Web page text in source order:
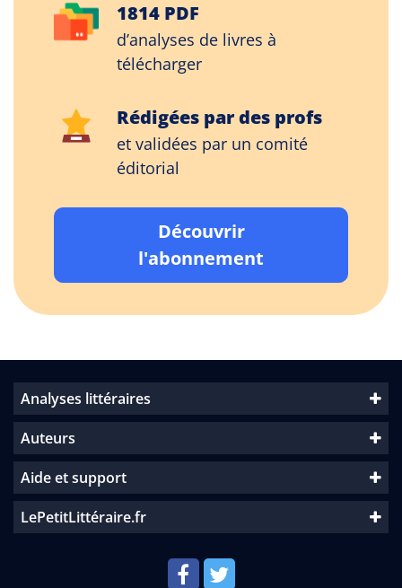
1814 PDF
d’analyses de livres à
télécharger
Rédigées par des profs
et validées par un comité
éditorial
Découvrir
l'abonnement
Analyses littéraires
Auteurs
Aide et support
LePetitLittéraire.fr